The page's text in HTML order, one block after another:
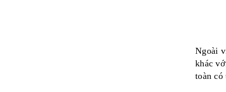
Ngoài
khác
toàn có